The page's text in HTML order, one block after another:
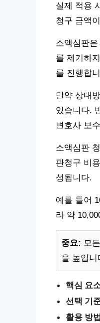
실제 적용
청구 금액
소액심판
를 제기하
를 진행합
만약 상대
있습니다.
변호사 보
소액심판
판청구 비
성됩니다.
예를 들어
라 약
중요: 모
을 높입니
핵심 요
선택 기
활용 방